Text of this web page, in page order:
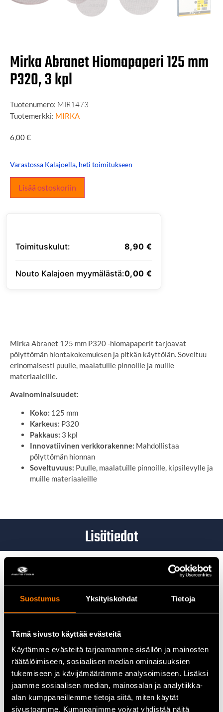
Suostumus Yksityiskohdat Tietoja
Tämä sivusto käyttää evästeitä
Käytämme evästeitä tarjoamamme sisällön ja mainosten
räätälöimiseen, sosiaalisen median ominaisuuksien
tukemiseen ja kävijämäärämme analysoimiseen. Lisäksi
jaamme sosiaalisen median, mainosalan ja analytiikka-
alan kumppaneillemme tietoja siitä, miten käytät
sivustoamme. Kumppanimme voivat yhdistää näitä
Mirka Abranet Hiomapaperi 125 mm
P320, 3 kpl
Tuotenumero: MIR1473
Tuotemerkki: MIRKA
6,00€
Varastossa Kalajoella, heti toimitukseen
Lisää ostoskoriin
Toimituskulut: 8,90 €
Nouto Kalajoen myymälästä:0,00 €
Mirka Abranet 125 mm P320 -hiomapaperit tarjoavat
pölyttömän hiontakokemuksen ja pitkän käyttöiän. Soveltuu
erinomaisesti puulle, maalatuille pinnoille ja muille
materiaaleille.
Avainominaisuudet:
Koko: 125 mm
Karkeus: P320
Pakkaus: 3 kpl
Innovatiivinen verkkorakenne: Mahdollistaa
pölyttömän hionnan
Soveltuvuus: Puulle, maalatuille pinnoille, kipsilevylle ja
muille materiaaleille
Lisätiedot
Mirka Abranet Hiomapaperit 125 mm P320 – Innovatiivinen
pölytön hionta
Mirka Abranet 125 mm P320 -hiomapaperit ovat tunnettuja
innovatiivisesta verkkorakenteestaan, joka mahdollistaa erittäin
varmistaa, että hiomajätteet eivät tukkeudu, mikä pidentää
hiomapaperin käyttöikää ja takaa tasaisen hiontajäljen. P320-
karkeus sopii erinomaisesti kevyempään hiontaan ja
pintakäsittelyyn, mikä tekee siitä täydellisen valinnan monille eri
materiaaleille, kuten puulle, maalatuille pinnoille ja kipsilevylle.
Abranetin pölytön hionta parantaa työskentelyolosuhteita ja